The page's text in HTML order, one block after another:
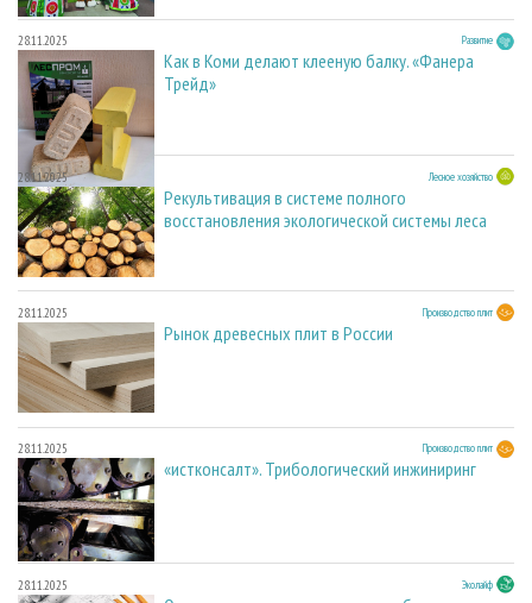
28.11.2025 Развитие
Как в Коми делают клееную балку. «Фанера
Трейд»
28.11.2025 Лесное хозяйство
Рекультивация в системе полного
восстановления экологической системы леса
28.11.2025 Производство плит
Рынок древесных плит в России
28.11.2025 Производство плит
«истконсалт». Трибологический инжиниринг
28.11.2025 Эколайф